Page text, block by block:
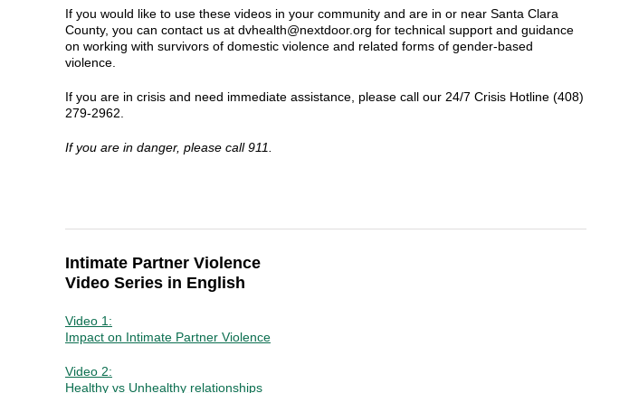
If you would like to use these videos in your community and are in or near Santa Clara
County, you can contact us at dvhealth@nextdoor.org for technical support and guidance
on working with survivors of domestic violence and related forms of gender-based
violence.
If you are in crisis and need immediate assistance, please call our 24/7 Crisis Hotline (408)
279-2962.
If you are in danger, please call 911.
Intimate Partner Violence
Video Series in English
Video 1:
Impact on Intimate Partner Violence
Video 2:
Healthy vs Unhealthy relationships